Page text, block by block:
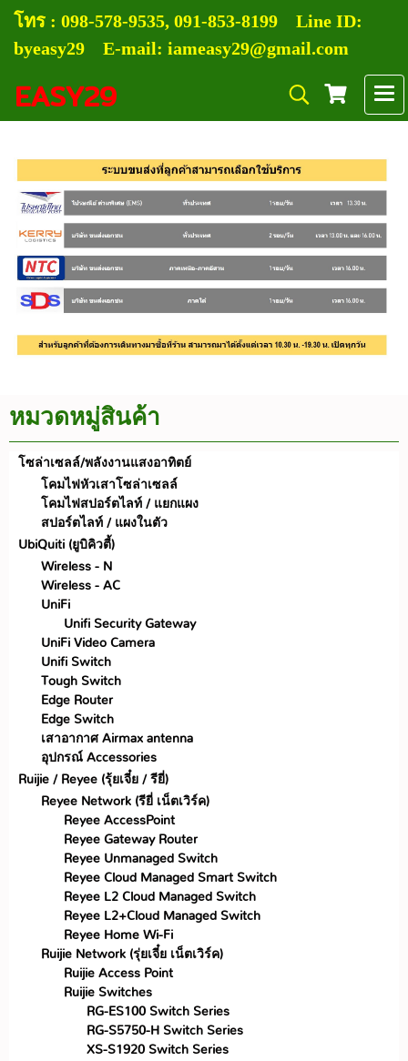
โทร : 098-578-9535, 091-853-8199 Line ID:
byeasy29 E-mail: iameasy29@gmail.com
EASY29
หมวดหมู่สินค้า
โซล่าเซลล์/พลังงานแสงอาทิตย์
โคมไฟหัวเสาโซล่าเซลล์
โคมไฟสปอร์ตไลท์ / แยกแผง
สปอร์ตไลท์ / แผงในตัว
UbiQuiti (ยูบิคิวตี้)
Wireless - N
Wireless - AC
UniFi
Unifi Security Gateway
UniFi Video Camera
Unifi Switch
Tough Switch
Edge Router
Edge Switch
เสาอากาศ Airmax antenna
อุปกรณ์ Accessories
Ruijie / Reyee (รุ้ยเจี๋ย / รียี่)
Reyee Network (รียี่ เน็ตเวิร์ค)
Reyee AccessPoint
Reyee Gateway Router
Reyee Unmanaged Switch
Reyee Cloud Managed Smart Switch
Reyee L2 Cloud Managed Switch
Reyee L2+Cloud Managed Switch
Reyee Home Wi-Fi
Ruijie Network (รุ่ยเจี๋ย เน็ตเวิร์ค)
Ruijie Access Point
Ruijie Switches
RG-ES100 Switch Series
RG-S5750-H Switch Series
XS-S1920 Switch Series